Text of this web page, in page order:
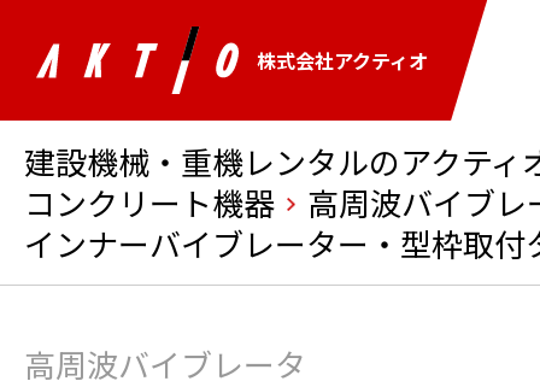
株式会社アクティオ
建設機械・重機レンタルのアクティ
コンクリート機器
高周波バイブレ
インナーバイブレーター・型枠取
高周波バイブレータ